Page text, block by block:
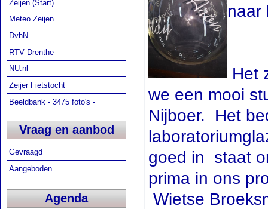
Zeijen (Start)
Meteo Zeijen
DvhN
RTV Drenthe
NU.nl
Zeijer Fietstocht
Beeldbank - 3475 foto's -
Vraag en aanbod
Gevraagd
Aangeboden
Agenda
naar
Het
we een mooi
Nijboer. Het
goed in staat
prima in ons
Wietse